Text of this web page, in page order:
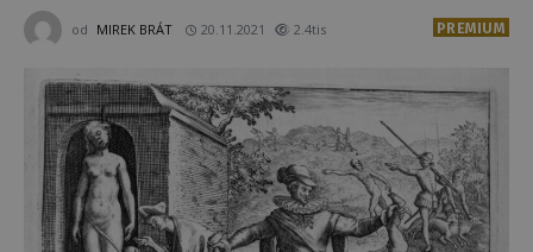
od MIREK BRÁT 20.11.2021 2.4tis PREMIUM